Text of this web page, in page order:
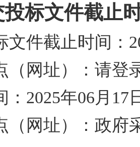
投标文件截止
文件截止时间：
（网址）： 请登
2025年06月17
（网址）： 政府